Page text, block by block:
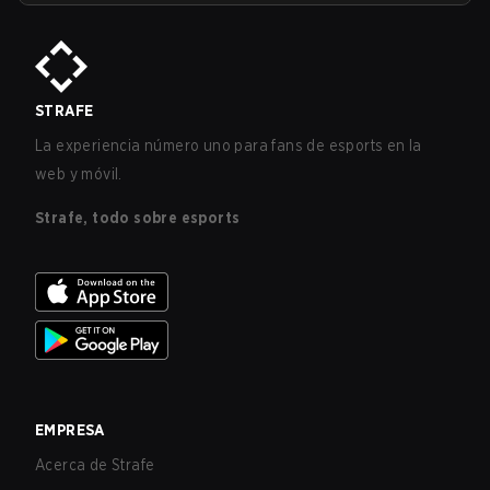
STRAFE
La experiencia número uno para fans de esports en la
web y móvil.
Strafe, todo sobre esports
EMPRESA
Acerca de Strafe